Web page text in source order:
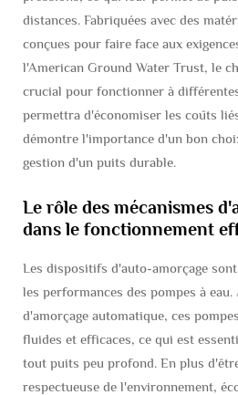
distances. Fabriquées avec des
conçues pour faire face aux
l'American Ground Water Trust, le
crucial pour fonctionner à
permettra d'économiser les coûts
démontre l'importance d'un bon
gestion d'un puits durable.
Le rôle des mécanismes
dans le fonctionnement
Les dispositifs d'auto-amorçage
les performances des pompes à eau.
d'amorçage automatique, ces
fluides et efficaces, ce qui est
tout puits peu profond. En plus
respectueuse de l'environnement,